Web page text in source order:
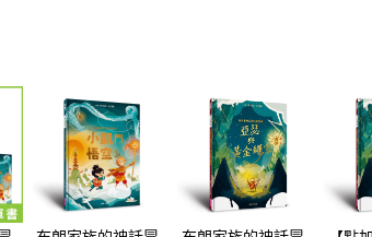
「AFTEE先享後付」，若未經
任。
４．使用「AFTEE先享後付」
即時審查核予不同之上限額度
結果請求用戶進行身份認證。
５．嚴禁一人註冊多個帳號或
形，恩沛科技股份有限公司將